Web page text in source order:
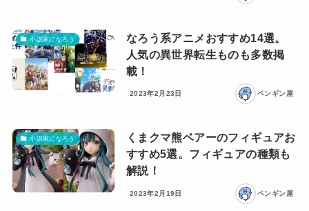
小説家になろう
なろう系アニメおすすめ14選。
人気の異世界転生ものも多数掲
載！
2023年2月23日 ペンギン屋
小説家になろう
くまクマ熊ベアーのフィギュアお
すすめ5選。フィギュアの種類も
解説！
2023年2月19日 ペンギン屋